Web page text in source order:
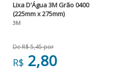
Lixa D'Água 3M Grão 0400
(225mm x 275mm)
3M
De R$ 5,45 por
R$ 2,80